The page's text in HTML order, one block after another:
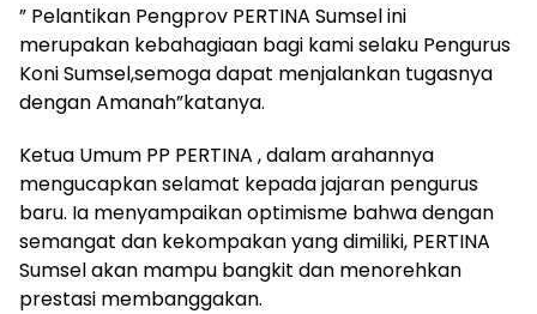
” Pelantikan Pengprov PERTINA Sumsel ini
merupakan kebahagiaan bagi kami selaku Pengurus
Koni Sumsel,semoga dapat menjalankan tugasnya
dengan Amanah”katanya.
Ketua Umum PP PERTINA , dalam arahannya
mengucapkan selamat kepada jajaran pengurus
baru. Ia menyampaikan optimisme bahwa dengan
semangat dan kekompakan yang dimiliki, PERTINA
Sumsel akan mampu bangkit dan menorehkan
prestasi membanggakan.